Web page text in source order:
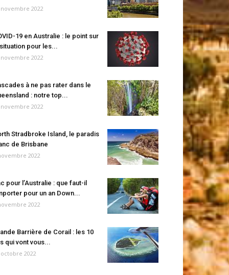
2022
19 en Australie : le point sur
pour les...
2022
à ne pas rater dans le
: notre top...
2022
Stradbroke Island, le paradis
de Brisbane
2022
pour l’Australie : que faut-il
pour un an Down...
2022
Barrière de Corail : les 10
qui vont vous...
2022